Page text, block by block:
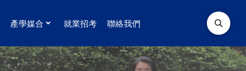
產學媒合 就業招考 聯絡我們